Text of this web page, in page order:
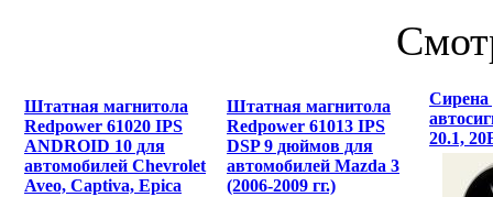
Штатная магнитола
Redpower 61020 IPS
ANDROID 10 для
автомобилей Chevrolet
Aveo, Captiva, Epica
Штатная магнитола
Redpower 61013 IPS
DSP 9 дюймов для
автомобилей Mazda 3
(2006-2009 гг.)
Сирена
20.1,